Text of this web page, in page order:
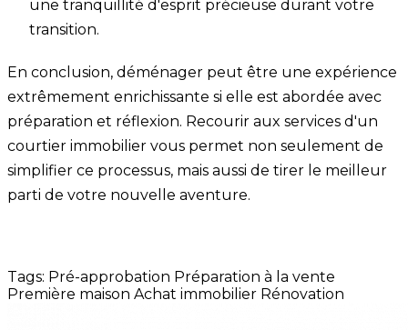
une tranquillité d'esprit précieuse durant votre
transition.
En conclusion, déménager peut être une expérience
extrêmement enrichissante si elle est abordée avec
préparation et réflexion. Recourir aux services d'un
courtier immobilier vous permet non seulement de
simplifier ce processus, mais aussi de tirer le meilleur
parti de votre nouvelle aventure.
Tags: Pré-approbation Préparation à la vente
Première maison Achat immobilier Rénovation